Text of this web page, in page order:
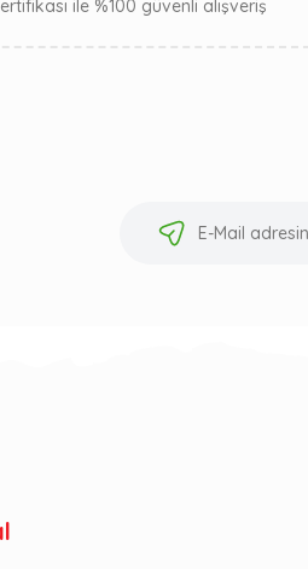
ile %100 güvenli alışveriş